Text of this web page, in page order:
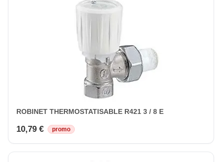
ROBINET THERMOSTATISABLE R421 3 / 8 E
10,79 € promo